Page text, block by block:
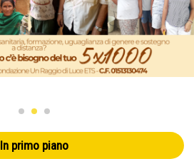
In primo piano